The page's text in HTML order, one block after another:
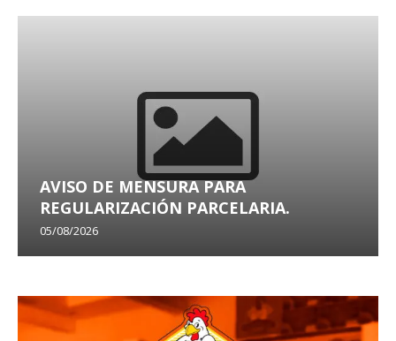
AVISO DE MENSURA PARA
REGULARIZACIÓN PARCELARIA.
05/08/2026